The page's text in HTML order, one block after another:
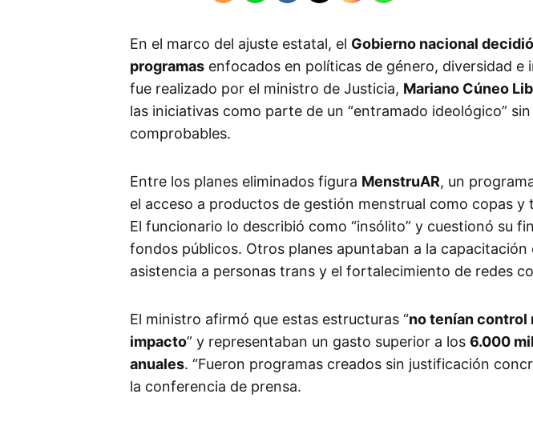
En el marco del ajuste estatal, el Gobierno nacional
programas enfocados en políticas de género, diversidad e
fue realizado por el ministro de Justicia, Mariano Cúneo
las iniciativas como parte de un “entramado ideológico”
comprobables.
Entre los planes eliminados figura MenstruAR, un
el acceso a productos de gestión menstrual como copas y
El funcionario lo describió como “insólito” y cuestionó su
fondos públicos. Otros planes apuntaban a la capacitación
asistencia a personas trans y el fortalecimiento de redes
El ministro afirmó que estas estructuras “no tenían control
impacto” y representaban un gasto superior a los 6.000
anuales. “Fueron programas creados sin justificación
la conferencia de prensa.